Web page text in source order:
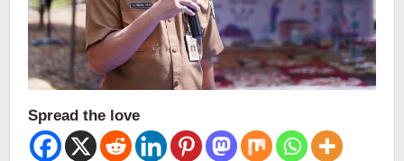
Spread the love